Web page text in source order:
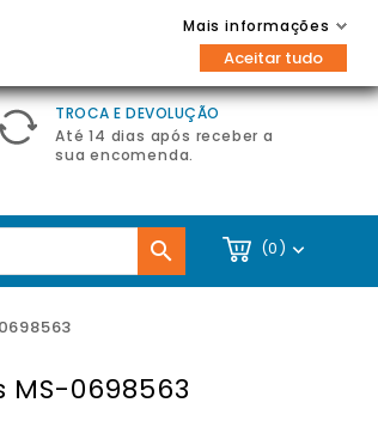
Entrar / Registar
TROCA E DEVOLUÇÃO
Até 14 dias após receber a
sua encomenda.
(0) 

0698563
Mais informações
Aceitar tudo